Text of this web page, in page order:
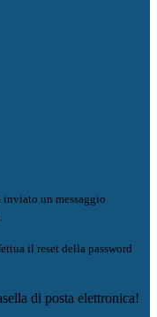
inviato un messaggio
il reset della password
di posta elettronica!